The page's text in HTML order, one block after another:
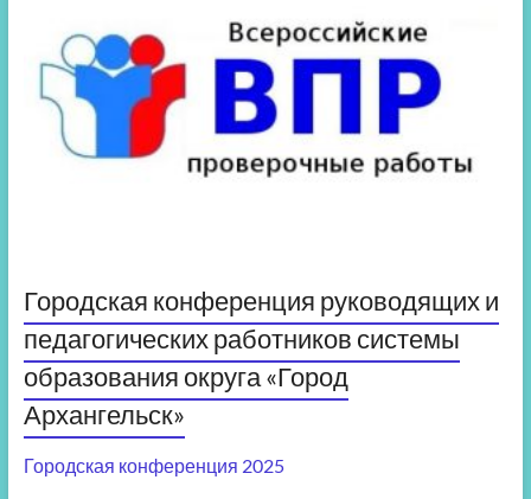
Городская конференция руководящих и
педагогических работников системы
образования округа «Город
Архангельск»
Городская конференция 2025